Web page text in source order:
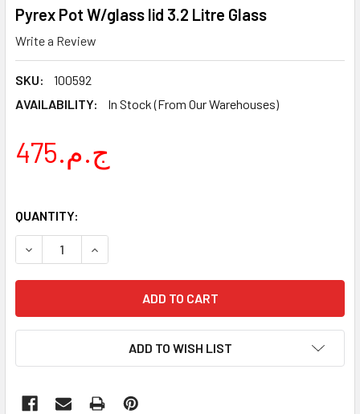
Pyrex Pot W/glass lid 3.2 Litre Glass
Write a Review
SKU:
100592
AVAILABILITY:
In Stock (From Our Warehouses)
475.ج.م
QUANTITY:
DECREASE QUANTITY OF PYREX POT W/GLASS LID 3.2
INCREASE QUANTITY OF PYREX POT W/GLASS
ADD TO WISH LIST